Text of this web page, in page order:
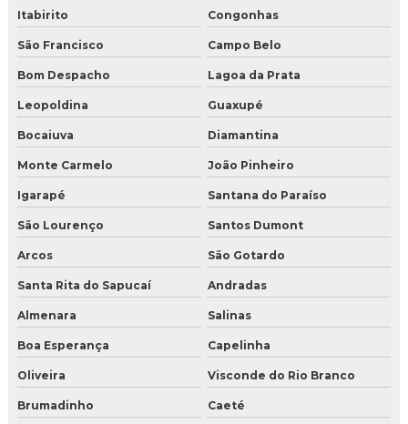
Molduras isopor fabrica
Molduras de isopor para fachada
Molduras de isopor para janelas externas
Molduras para janelas externas
Molduras para janelas e portas externas
Molduras para muros exteriores
Molduras para portas e janelas externas
Onde comprar moldura de eps
Onde comprar moldura de isopor
Itabirito Congonhas
São Francisco Campo Belo
Bom Despacho Lagoa da Prata
Leopoldina Guaxupé
Bocaiuva Diamantina
Monte Carmelo João Pinheiro
Igarapé Santana do Paraíso
São Lourenço Santos Dumont
Arcos São Gotardo
Santa Rita do Sapucaí Andradas
Almenara Salinas
Boa Esperança Capelinha
Oliveira Visconde do Rio Branco
Brumadinho Caeté